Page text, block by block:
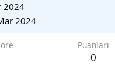
2024
2024
Puanları
0